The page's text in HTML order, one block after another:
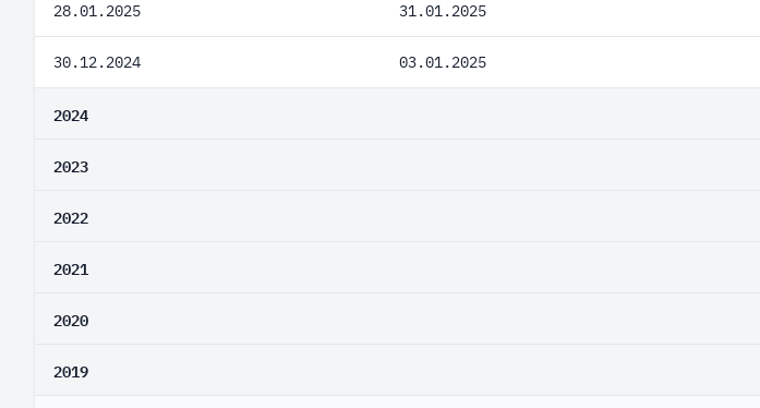
28.01.2025 31.01.2025
30.12.2024 03.01.2025
2024
2023
2022
2021
2020
2019